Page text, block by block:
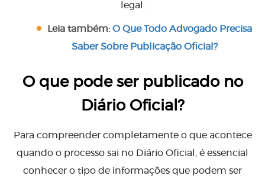
legal.
Leia também: O Que Todo Advogado Precisa
Saber Sobre Publicação Oficial?
O que pode ser publicado no
Diário Oficial?
Para compreender completamente o que acontece
quando o processo sai no Diário Oficial, é essencial
conhecer o tipo de informações que podem ser